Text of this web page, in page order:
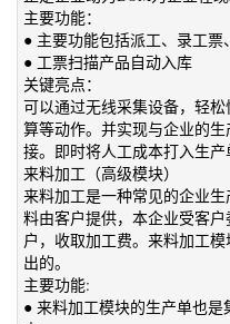
主要功能：
● 主要功能包括派工、录工票
● 工票扫描产品自动入库
关键亮点：
可以通过无线采集设备，轻
算等动作。并实现与企业的
接。即时将人工成本打入生产
来料加工（高级模块）
来料加工是一种常见的企业
料由客户提供，本企业受客
户，收取加工费。来料加工
出的。
主要功能:
● 来料加工模块的生产单也